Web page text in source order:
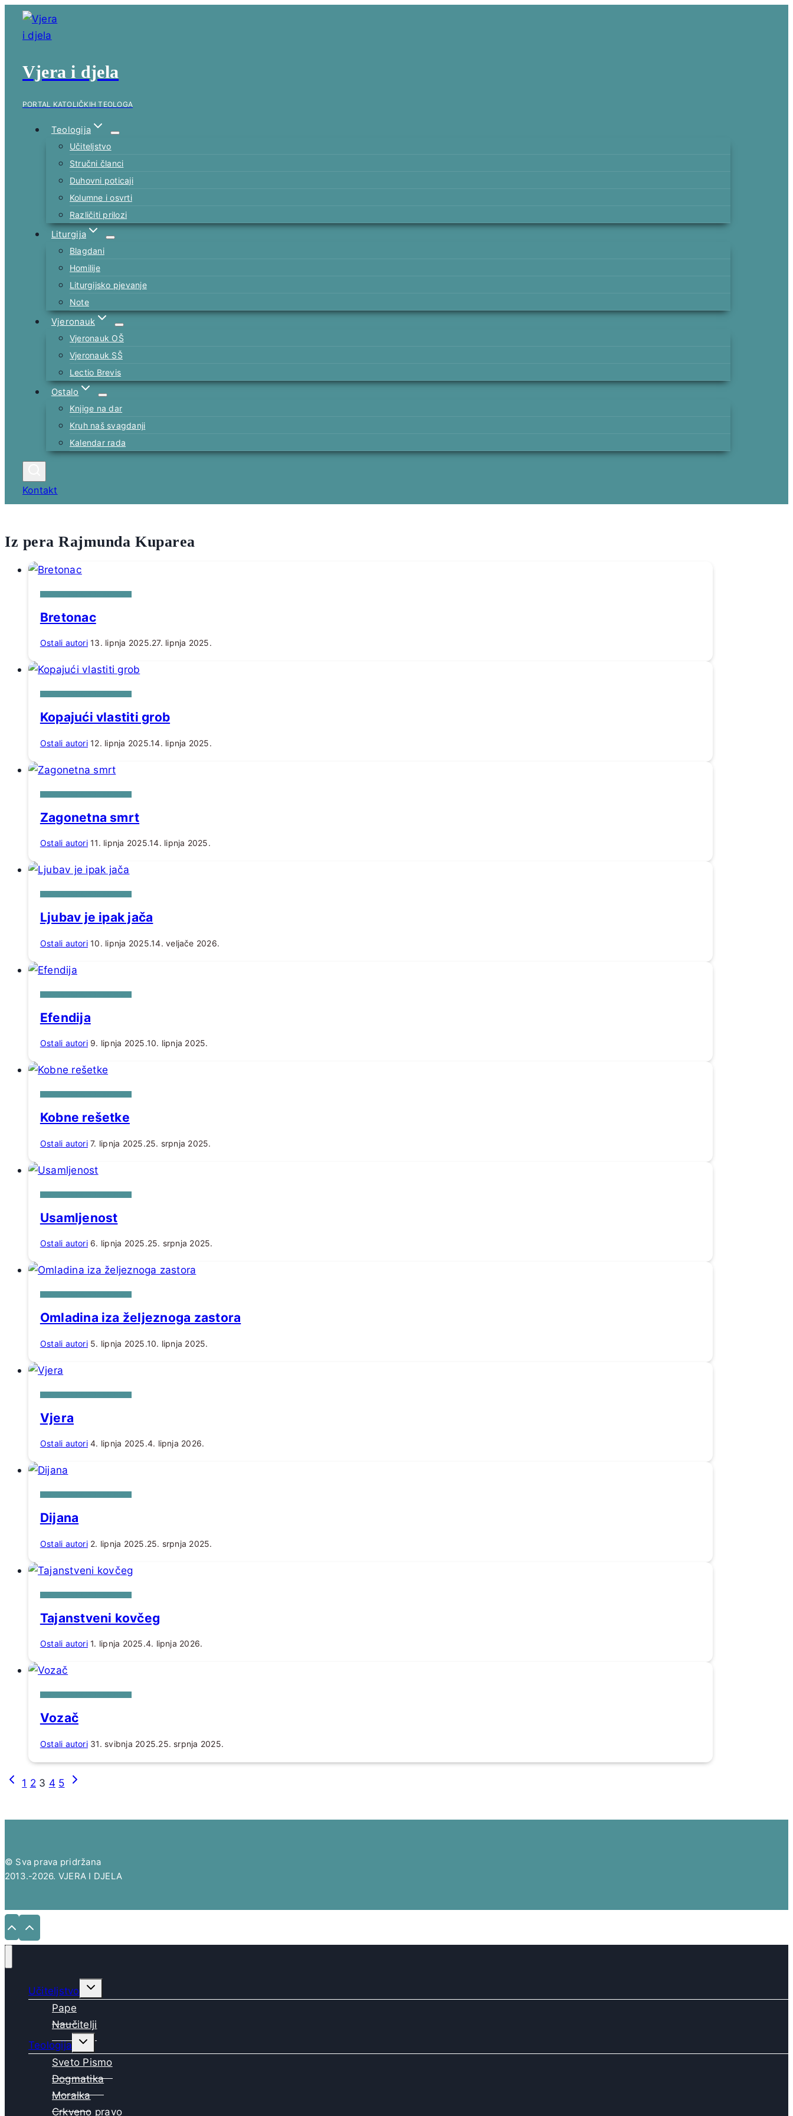
Skip
content
Vjera i djela
PORTAL KATOLIČKIH TEOLOGA
Teologija
Učiteljstvo
Stručni članci
Duhovni poticaji
Kolumne i osvrti
Različiti prilozi
Liturgija
Blagdani
Homilije
Liturgijsko pjevanje
Note
Vjeronauk
Vjeronauk OŠ
Vjeronauk SŠ
Lectio Brevis
Ostalo
Knjige na dar
Kruh naš svagdanji
Kalendar rada
Kontakt
Iz pera Rajmunda Kuparea
Bretonac
Ostali autori 13. lipnja 2025.27. lipnja 2025.
Kopajući vlastiti grob
Ostali autori 12. lipnja 2025.14. lipnja 2025.
Zagonetna smrt
Ostali autori 11. lipnja 2025.14. lipnja 2025.
Ljubav je ipak jača
Ostali autori 10. lipnja 2025.14. veljače 2026.
Efendija
Ostali autori 9. lipnja 2025.10. lipnja 2025.
Kobne rešetke
Ostali autori 7. lipnja 2025.25. srpnja 2025.
Usamljenost
Ostali autori 6. lipnja 2025.25. srpnja 2025.
Omladina iza željeznoga zastora
Ostali autori 5. lipnja 2025.10. lipnja 2025.
Vjera
Ostali autori 4. lipnja 2025.4. lipnja 2026.
Dijana
Ostali autori 2. lipnja 2025.25. srpnja 2025.
Tajanstveni kovčeg
Ostali autori 1. lipnja 2025.4. lipnja 2026.
Vozač
Ostali autori 31. svibnja 2025.25. srpnja 2025.
Page
Prethodna
1 2 3 4 5
Sljedeća
© Sva prava pridržana
2013.-2026. VJERA I DJELA
Učiteljstvo
Toggle
child
Pape
Naučitelji
Teologija
Toggle
child
menu
Sveto Pismo
Dogmatika
Moralka
Crkveno pravo